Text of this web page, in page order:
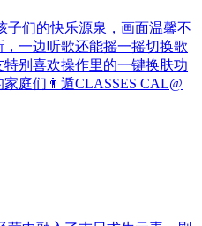
子们的快乐源泉，画面温馨不
一边听歌还能摇一摇切换歌
别喜欢操作里的一键换肤功
庭们👨‍遁️CLASSES CAL@